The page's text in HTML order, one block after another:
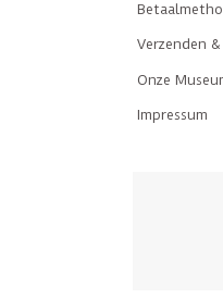
Verzenden
Onze
Impressum